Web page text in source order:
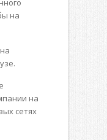
на
на
сетях